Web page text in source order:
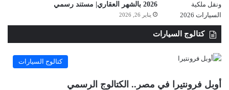
2026 بالشهر العقاري| مستند رسمي
يناير 26, 2026
كتالوج السيارات
كتالوج السيارات
أوبل فرونتيرا في مصر.. الكتالوج الرسمي